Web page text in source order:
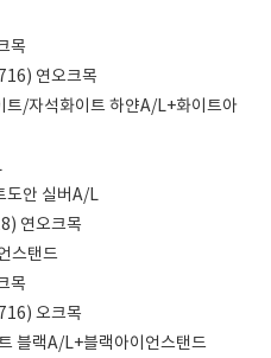
목
연오크목
트/자석화이트 하얀A/L+화이트아
도안 실버A/L
연오크목
스탠드
목
오크목
블랙A/L+블랙아이언스탠드